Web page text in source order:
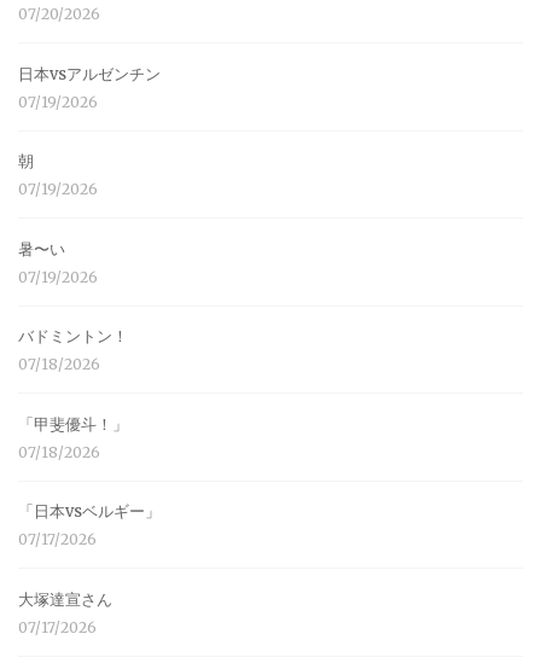
07/20/2026
日本vsアルゼンチン
07/19/2026
朝
07/19/2026
暑〜い
07/19/2026
バドミントン！
07/18/2026
「甲斐優斗！」
07/18/2026
「日本vsベルギー」
07/17/2026
大塚達宣さん
07/17/2026